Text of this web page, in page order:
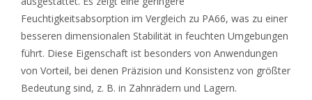
Feuchtigkeitsabsorption im Vergleich zu PA66, was zu einer
besseren dimensionalen Stabilität in feuchten Umgebungen
führt. Diese Eigenschaft ist besonders von Anwendungen
von Vorteil, bei denen Präzision und Konsistenz von größter
Bedeutung sind, z. B. in Zahnrädern und Lagern.